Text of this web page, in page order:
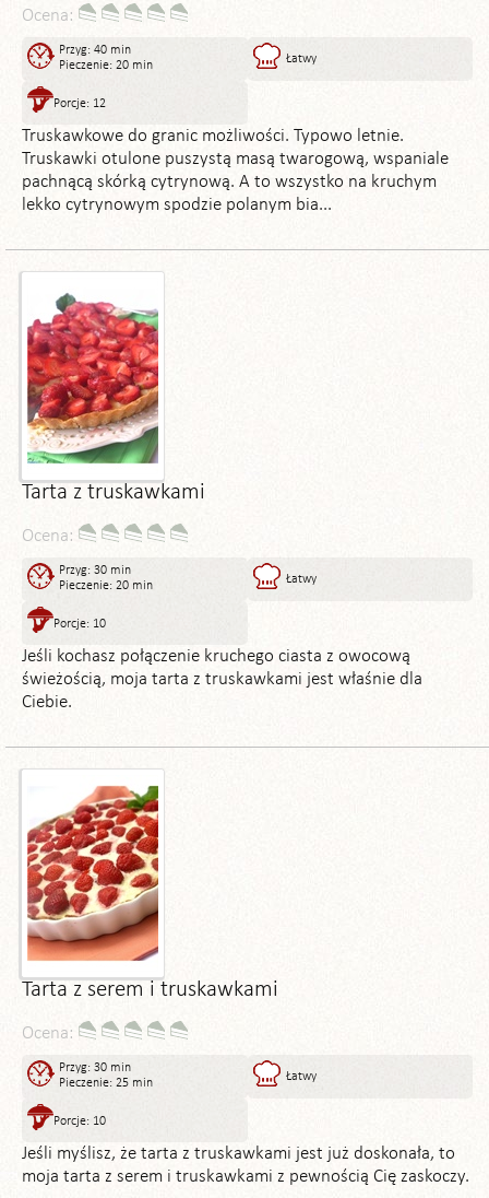
Ocena:
Przyg: 40 min
Pieczenie: 20 min
Łatwy
Porcje: 12
Truskawkowe do granic możliwości. Typowo letnie.
Truskawki otulone puszystą masą twarogową, wspaniale
pachnącą skórką cytrynową. A to wszystko na kruchym
lekko cytrynowym spodzie polanym bia...
Tarta z truskawkami
Ocena:
Przyg: 30 min
Pieczenie: 20 min
Łatwy
Porcje: 10
Jeśli kochasz połączenie kruchego ciasta z owocową
świeżością, moja tarta z truskawkami jest właśnie dla
Ciebie.
Tarta z serem i truskawkami
Ocena:
Przyg: 30 min
Pieczenie: 25 min
Łatwy
Porcje: 10
Jeśli myślisz, że tarta z truskawkami jest już doskonała, to
moja tarta z serem i truskawkami z pewnością Cię zaskoczy.